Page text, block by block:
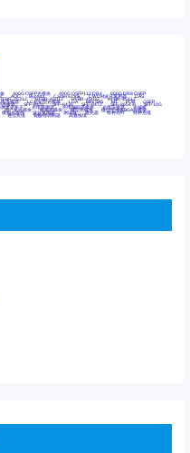
400G OSFP光模块 400G QSFP112 DR4 800G DR8 OSFP
AOC Bypass Camera Link CWDM波分复用器 DAS
2531Z HFBR-4501Z HFBR-4503Z HFBR-4511Z
连接器 LC超短型光模块 LGA Mini SAS MT POB QSFP
连接器 SFF-8431 SFF-8436 SFF-8472 SFF-8654 4i SFP 10G
块笼子座子 光电探测器 光电编码器模块 光电连接器 光端机
国产化光模块 射频光模块 微型光模块 微型可插拔BGA光模块
模拟光器件 波分复用器 测试版 激光器 特种光纤 特种光缆
通信光缆 铌酸锂调制器 高速线缆